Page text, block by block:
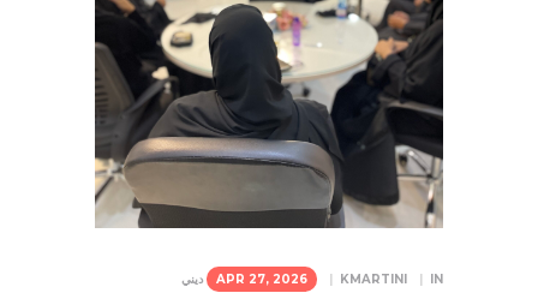
APR 27, 2026 KMARTINI IN ديني